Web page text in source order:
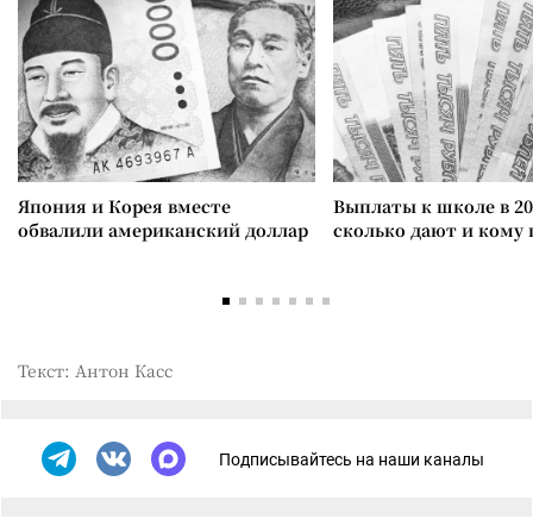
Япония и Корея вместе
обвалили американский доллар
Выплаты к школе в
сколько дают и
Текст: Антон Касс
Подписывайтесь на наши каналы